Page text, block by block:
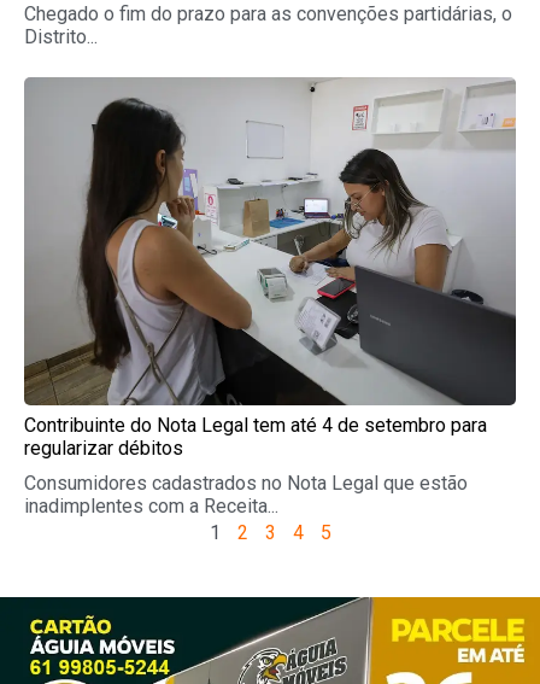
Chegado o fim do prazo para as convenções partidárias, o
Distrito...
Contribuinte do Nota Legal tem até 4 de setembro para
regularizar débitos
Consumidores cadastrados no Nota Legal que estão
inadimplentes com a Receita...
1
2 3 4 5